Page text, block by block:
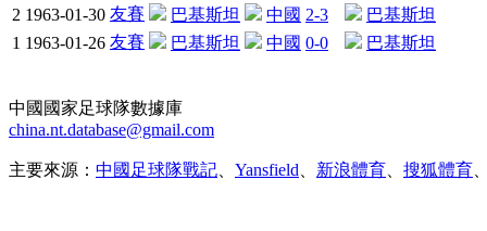
2 1963-01-30 友賽 巴基斯坦 中國 2-3
巴基斯坦
1 1963-01-26 友賽 巴基斯坦 中國 0-0 巴基斯坦
中國國家足球隊數據庫
china.nt.database@gmail.com
主要來源： 中國足球隊戰記 Yansfield 新浪體育 搜狐體育